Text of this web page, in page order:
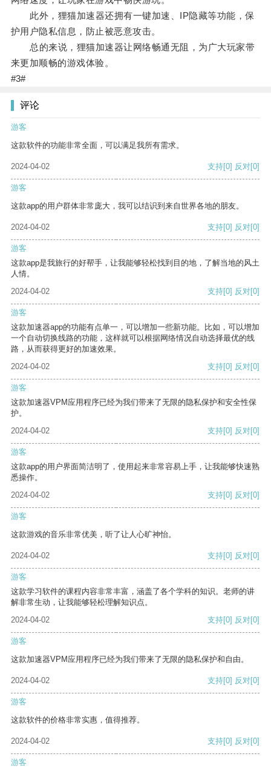
此外，狸猫加速器还拥有一键加速、IP隐藏等功能，保
护用户隐私信息，防止被恶意攻击。
总的来说，狸猫加速器让网络畅通无阻，为广大玩家带
来更加顺畅的游戏体验。
#3#
评论
游客
这款软件的功能非常全面，可以满足我所有需求。
2024-04-02 支持[0] 反对[0]
游客
这款app的用户群体非常庞大，我可以结识到来自世界各地的朋友。
2024-04-02 支持[0] 反对[0]
游客
这款app是我旅行的好帮手，让我能够轻松找到目的地，了解当地的风土
人情。
2024-04-02
支持[0] 反对[0]
游客
这款加速器app的功能有点单一，可以增加一些新功能。比如，可以增加
一个自动切换线路的功能，这样就可以根据网络情况自动选择最优的线
路，从而获得更好的加速效果。
2024-04-02
支持[0] 反对[0]
游客
这款加速器VPM应用程序已经为我们带来了无限的隐私保护和安全性保
护。
2024-04-02
支持[0] 反对[0]
游客
这款app的用户界面简洁明了，使用起来非常容易上手，让我能够快速熟
悉操作。
2024-04-02
支持[0] 反对[0]
游客
这款游戏的音乐非常优美，听了让人心旷神怡。
2024-04-02 支持[0] 反对[0]
游客
这款学习软件的课程内容非常丰富，涵盖了各个学科的知识。老师的讲
解非常生动，让我能够轻松理解知识点。
2024-04-02
支持[0] 反对[0]
游客
这款加速器VPM应用程序已经为我们带来了无限的隐私保护和自由。
2024-04-02 支持[0] 反对[0]
游客
这款软件的价格非常实惠，值得推荐。
2024-04-02 支持[0] 反对[0]
游客